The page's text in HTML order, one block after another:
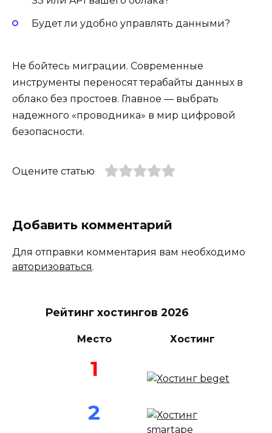
Будет ли удобно управлять данными?
Не бойтесь миграции. Современные
инструменты переносят терабайты данных в
облако без простоев. Главное — выбрать
надежного «проводника» в мир цифровой
безопасности.
Оцените статью
Добавить комментарий
Для отправки комментария вам необходимо
авторизоваться.
Рейтинг хостингов 2026
Место Хостинг
1
2